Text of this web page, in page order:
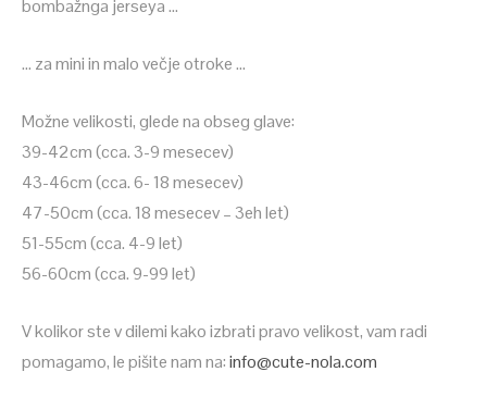
bombažnga jerseya …
… za mini in malo večje otroke …
Možne velikosti, glede na obseg glave:
39-42cm (cca. 3-9 mesecev)
43-46cm (cca. 6- 18 mesecev)
47-50cm (cca. 18 mesecev – 3eh let)
51-55cm (cca. 4-9 let)
56-60cm (cca. 9-99 let)
V kolikor ste v dilemi kako izbrati pravo velikost, vam radi
pomagamo, le pišite nam na:info@cute-nola.com